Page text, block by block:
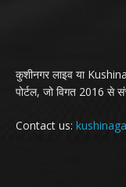
कुशीनगर लाइव या
पोर्टल, जो विगत 2016 से
Contact us: